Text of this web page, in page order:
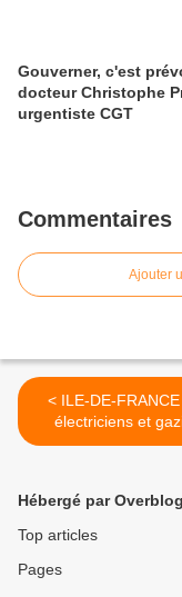
Gouverner, c'est
docteur Christophe
urgentiste CGT
Commentaires
Ajouter
< ILE-DE-FRANCE : les
électriciens et
mettent la
Hébergé par Overblog
Top articles
Pages